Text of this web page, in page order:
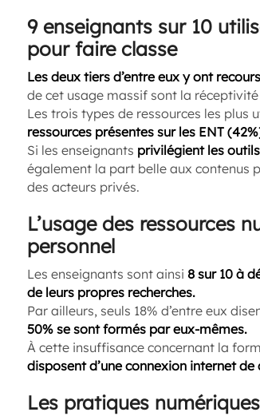
9 enseignants sur 10
pour faire classe
Les deux tiers d’entre eux y ont
de cet usage massif sont la
Les trois types de ressources les plus
ressources présentes sur les ENT
Si les enseignants privilégient les
également la part belle aux contenus
des acteurs privés.
L’usage des ressources
personnel
Les enseignants sont ainsi 8 sur 10 à
de leurs propres recherches.
Par ailleurs, seuls 18% d’entre eux
50% se sont formés par eux-mêmes.
À cette insuffisance concernant la
disposent d’une connexion internet
Les pratiques